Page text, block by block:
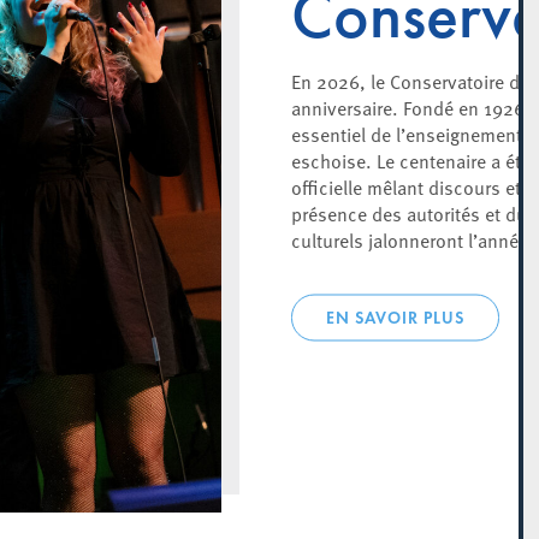
En 2026, le Conservatoire
anniversaire. Fondé en 1926,
essentiel de l’enseignement
eschoise. Le centenaire a été
officielle mêlant discours et
présence des autorités et du
culturels jalonneront l’année.
EN SAVOIR PLUS